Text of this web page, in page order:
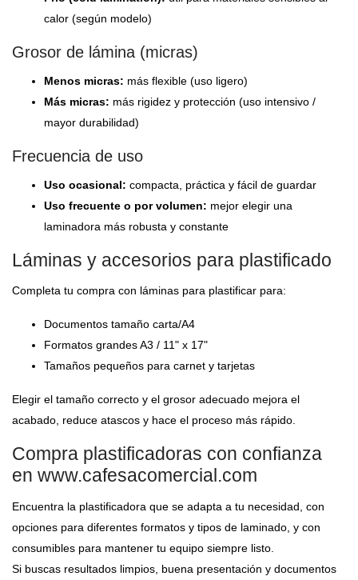
calor (según modelo)
Grosor de lámina (micras)
Menos micras: más flexible (uso ligero)
Más micras: más rigidez y protección (uso intensivo /
mayor durabilidad)
Frecuencia de uso
Uso ocasional: compacta, práctica y fácil de guardar
Uso frecuente o por volumen: mejor elegir una
laminadora más robusta y constante
Láminas y accesorios para plastificado
Completa tu compra con láminas para plastificar para:
Documentos tamaño carta/A4
Formatos grandes A3 / 11" x 17"
Tamaños pequeños para carnet y tarjetas
Elegir el tamaño correcto y el grosor adecuado mejora el
acabado, reduce atascos y hace el proceso más rápido.
Compra plastificadoras con confianza
en www.cafesacomercial.com
Encuentra la plastificadora que se adapta a tu necesidad, con
opciones para diferentes formatos y tipos de laminado, y con
consumibles para mantener tu equipo siempre listo.
Si buscas resultados limpios, buena presentación y documentos